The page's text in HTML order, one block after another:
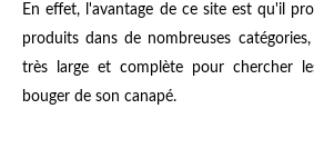
En effet, l'avantage de ce site est qu'il
produits dans de nombreuses
très large et complète pour chercher
bouger de son canapé.